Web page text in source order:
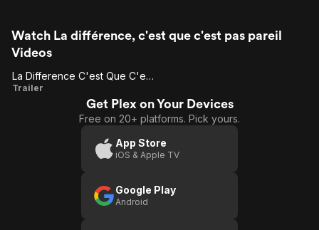
Watch La différence, c'est que c'est pas pareil
Videos
La Difference C'est Que C'est Pas Pareil
Trailer
Get Plex on Your Devices
Free on 20+ platforms. Pick yours.
App Store
iOS & Apple TV
Google Play
Android